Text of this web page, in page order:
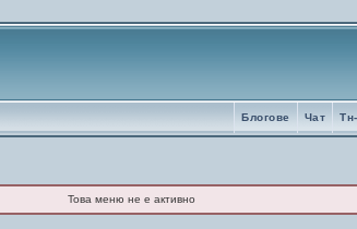
Чат
Блогове
Това меню не е активно